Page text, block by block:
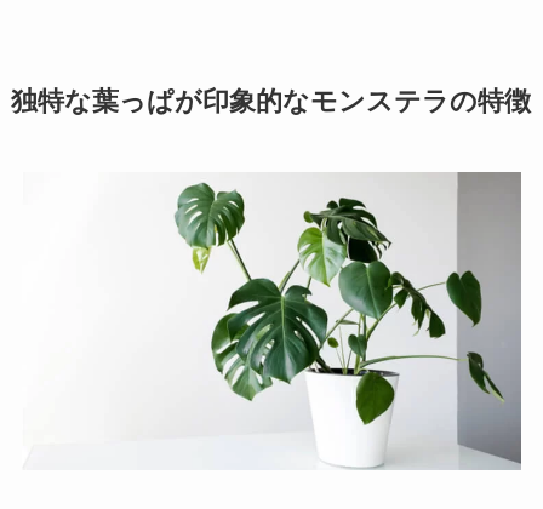
独特な葉っぱが印象的なモンステラの特徴